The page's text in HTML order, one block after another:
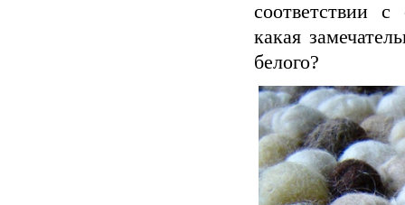
соответствии
какая
белого?